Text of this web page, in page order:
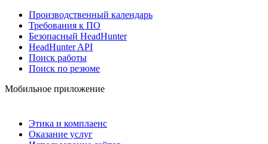
Производственный календарь
Требования к ПО
Безопасный HeadHunter
HeadHunter API
Поиск работы
Поиск по резюме
Мобильное приложение
Этика и комплаенс
Оказание услуг